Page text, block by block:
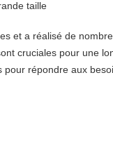
taille
et a réalisé de
cruciales pour une
répondre aux